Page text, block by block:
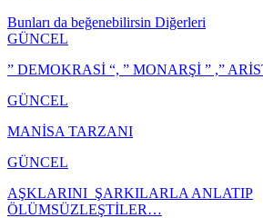
Bunları da beğenebilirsin Diğerleri
GÜNCEL
” DEMOKRASİ “, ” MONARŞİ ” ,”
GÜNCEL
MANİSA TARZANI
GÜNCEL
AŞKLARINI ŞARKILARLA ANLATIP
ÖLÜMSÜZLEŞTİLER…